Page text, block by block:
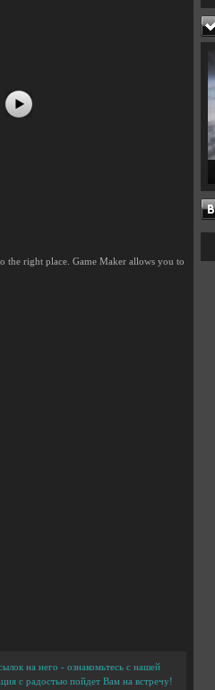
the right place. Game Maker allows you to
на него - ознакомьтесь с нашей
с радостью пойдет Вам на встречу!